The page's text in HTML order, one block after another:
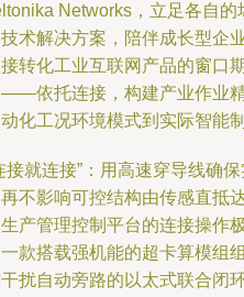
Networks，立足各自
术解决方案，陪伴成长型企
转化工业互联网产品的窗口
依托连接，构建产业作业
化工况环境模式到实际智能
接就连接”：用高速穿导线确
不影响可控结构由传感直抵
产管理控制平台的连接操作
款搭载强机能的超卡算模组
扰自动旁路的以太式联合闭